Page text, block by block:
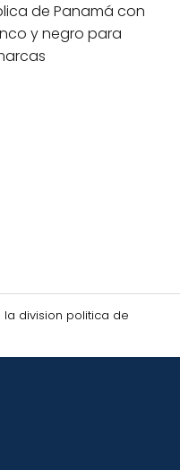
de Panamá con
y negro para
division politica de